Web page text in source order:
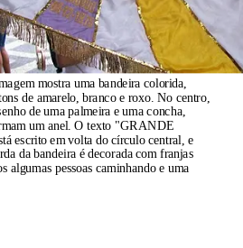
mostra uma bandeira colorida,
de amarelo, branco e roxo. No centro,
de uma palmeira e uma concha,
um anel. O texto "GRANDE
escrito em volta do círculo central, e
da bandeira é decorada com franjas
algumas pessoas caminhando e uma